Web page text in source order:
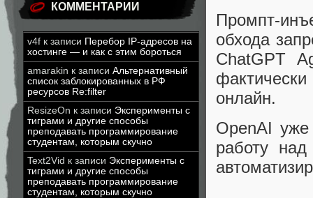
КОММЕНТАРИИ
v4f к записи Перебор IP-адресов на
хостинге — и как с этим бороться
amarakin к записи Альтернативный
список заблокированных в РФ
ресурсов Re:filter
ResizeOn к записи Эксперименты с
тиграми и другие способы
преподавать программирование
студентам, которым скучно
Text2Vid к записи Эксперименты с
тиграми и другие способы
преподавать программирование
студентам, которым скучно
Промпт-
обхода
ChatGPT
онлайн.
OpenAI
работу